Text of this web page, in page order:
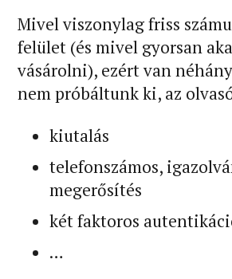
Mivel viszonylag friss
felület (és mivel gyorsan
vásárolni), ezért van
nem próbáltunk ki, az
kiutalás
telefonszámos,
megerősítés
két faktoros
…